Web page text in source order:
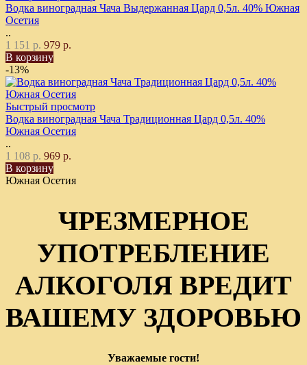
Водка виноградная Чача Выдержанная Цард 0,5л. 40% Южная
Осетия
..
1 151 р. 979 р.
В корзину
-13%
Быстрый просмотр
Водка виноградная Чача Традиционная Цард 0,5л. 40%
Южная Осетия
..
1 108 р. 969 р.
В корзину
Южная Осетия
ЧРЕЗМЕРНОЕ
УПОТРЕБЛЕНИЕ
АЛКОГОЛЯ ВРЕДИТ
ВАШЕМУ ЗДОРОВЬЮ
Уважаемые гости!